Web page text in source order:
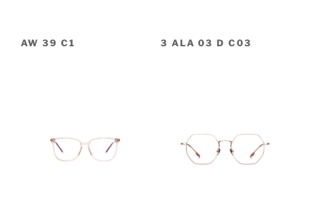
AW 39 C1 3 ALA 03 D C03